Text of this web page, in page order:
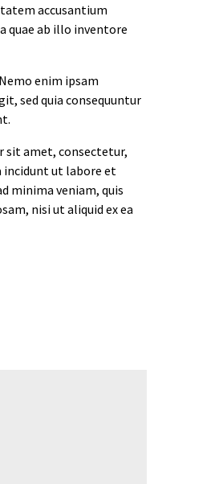
accusantium
quae ab illo inventore
enim ipsam
sed quia consequuntur
sit amet, consectetur,
incidunt ut labore et
minima veniam, quis
nisi ut aliquid ex ea